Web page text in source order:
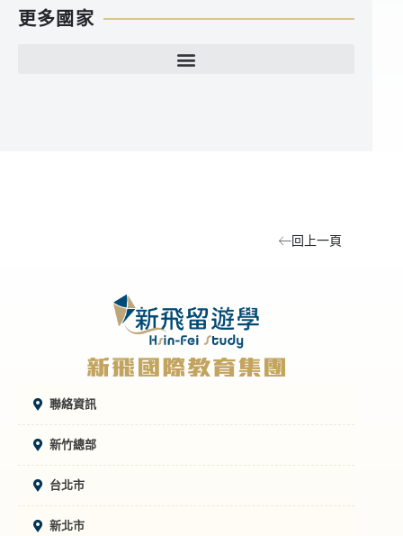
更多國家
回上一頁
聯絡資訊
新竹總部
台北市
新北市